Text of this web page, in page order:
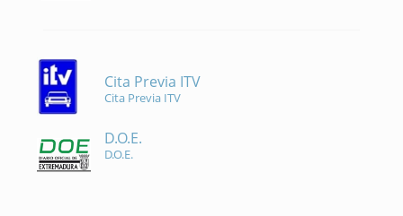
Cita Previa ITV
Cita Previa ITV
D.O.E.
D.O.E.